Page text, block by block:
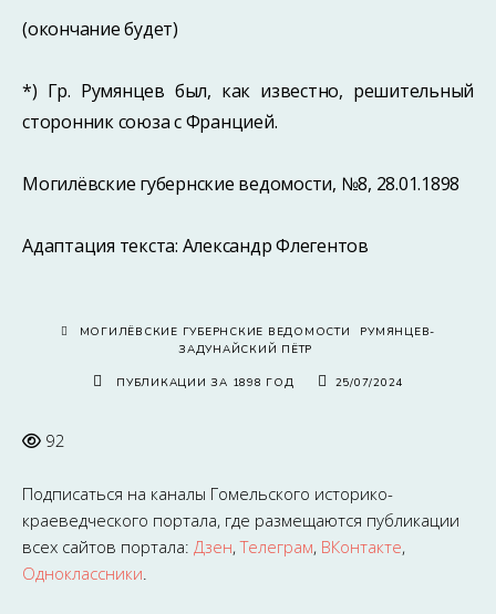
(окончание будет)
*) Гр. Румянцев был, как известно, решительный
сторонник союза с Францией.
Могилёвские губернские ведомости, №8, 28.01.1898
Адаптация текста: Александр Флегентов
МОГИЛЁВСКИЕ ГУБЕРНСКИЕ ВЕДОМОСТИ
РУМЯНЦЕВ-
ЗАДУНАЙСКИЙ ПЁТР
ПУБЛИКАЦИИ ЗА 1898 ГОД 25/07/2024
92
Подписаться на каналы Гомельского историко-
краеведческого портала, где размещаются публикации
всех сайтов портала: Дзен,Телеграм, ВКонтакте,
Одноклассники.